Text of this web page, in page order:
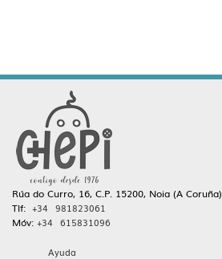
Rúa do Curro, 16, C.P. 15200, Noia (A Coruña)
Tlf: +34 981823061
Móv: +34 615831096
Ayuda